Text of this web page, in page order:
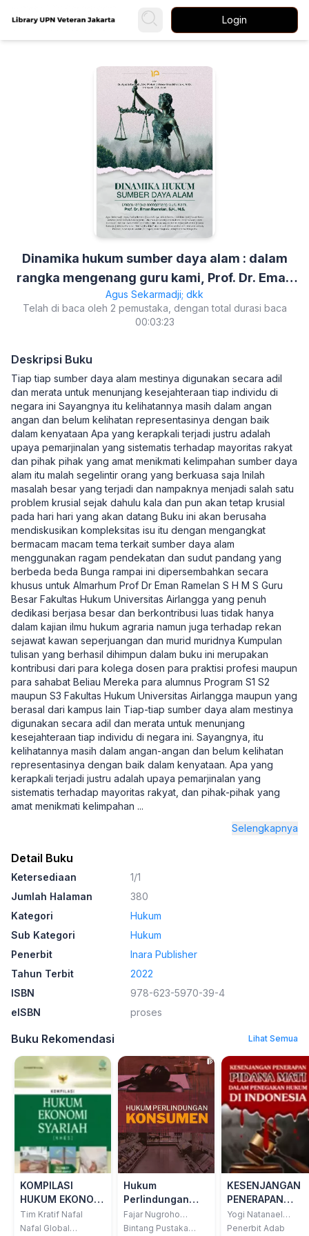
Login
Dinamika hukum sumber daya alam : dalam
rangka mengenang guru kami, Prof. Dr. Eman
Ramelan, S.H., M.S.
Agus Sekarmadji; dkk
Telah di baca oleh 2 pemustaka, dengan total durasi baca
00:03:23
Deskripsi Buku
Tiap tiap sumber daya alam mestinya digunakan secara adil
dan merata untuk menunjang kesejahteraan tiap individu di
negara ini Sayangnya itu kelihatannya masih dalam angan
angan dan belum kelihatan representasinya dengan baik
dalam kenyataan Apa yang kerapkali terjadi justru adalah
upaya pemarjinalan yang sistematis terhadap mayoritas rakyat
dan pihak pihak yang amat menikmati kelimpahan sumber daya
alam itu malah segelintir orang yang berkuasa saja Inilah
masalah besar yang terjadi dan nampaknya menjadi salah satu
problem krusial sejak dahulu kala dan pun akan tetap krusial
pada hari hari yang akan datang Buku ini akan berusaha
mendiskusikan kompleksitas isu itu dengan mengangkat
bermacam macam tema terkait sumber daya alam
menggunakan ragam pendekatan dan sudut pandang yang
berbeda beda Bunga rampai ini dipersembahkan secara
khusus untuk Almarhum Prof Dr Eman Ramelan S H M S Guru
Besar Fakultas Hukum Universitas Airlangga yang penuh
dedikasi berjasa besar dan berkontribusi luas tidak hanya
dalam kajian ilmu hukum agraria namun juga terhadap rekan
sejawat kawan seperjuangan dan murid muridnya Kumpulan
tulisan yang berhasil dihimpun dalam buku ini merupakan
kontribusi dari para kolega dosen para praktisi profesi maupun
para sahabat Beliau Mereka para alumnus Program S1 S2
maupun S3 Fakultas Hukum Universitas Airlangga maupun yang
berasal dari kampus lain Tiap-tiap sumber daya alam mestinya
digunakan secara adil dan merata untuk menunjang
kesejahteraan tiap individu di negara ini. Sayangnya, itu
kelihatannya masih dalam angan-angan dan belum kelihatan
representasinya dengan baik dalam kenyataan. Apa yang
kerapkali terjadi justru adalah upaya pemarjinalan yang
sistematis terhadap mayoritas rakyat, dan pihak-pihak yang
amat menikmati kelimpahan ...
Selengkapnya
Detail Buku
Ketersediaan
1/1
Jumlah Halaman
380
Kategori
Hukum
Sub Kategori
Hukum
Penerbit
Inara Publisher
Tahun Terbit
2022
ISBN
978-623-5970-39-4
eISBN
proses
Buku Rekomendasi Lihat Semua
KOMPILASI
HUKUM EKONOMI
SYARIAH (KHES)
dilengkapi
Tim Kratif Nafal
Nafal Global
Hukum
Perlindungan
Konsumen
Fajar Nugroho
Handayani, S.H.;
Bintang Pustaka
KESENJANGAN
PENERAPAN
PIDANA MATI
DALAM
Yogi Natanael
Chrisanto, S.H.
Penerbit Adab